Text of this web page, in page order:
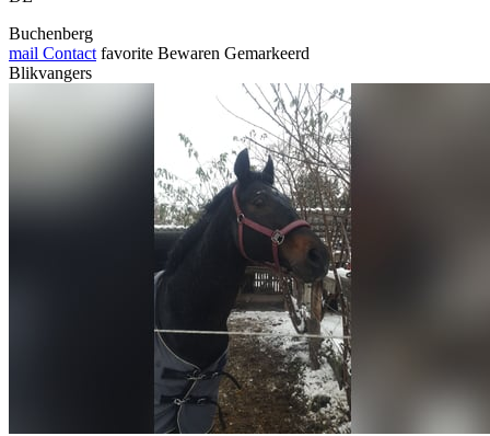
Buchenberg
mail Contact favorite Bewaren Gemarkeerd
Blikvangers